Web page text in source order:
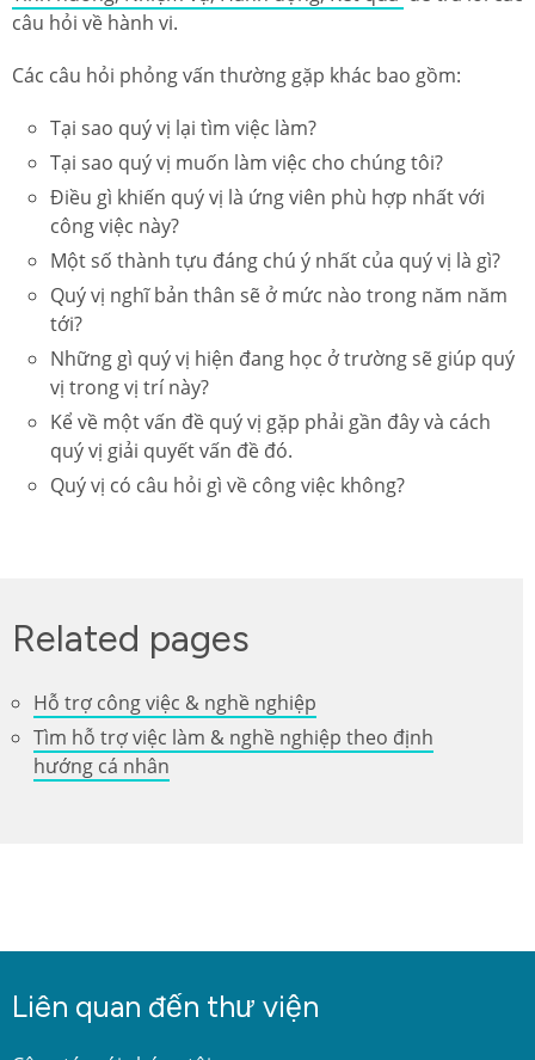
câu hỏi về hành vi.
Các câu hỏi phỏng vấn thường gặp khác bao gồm:
Tại sao quý vị lại tìm việc làm?
Tại sao quý vị muốn làm việc cho chúng tôi?
Điều gì khiến quý vị là ứng viên phù hợp nhất với
công việc này?
Một số thành tựu đáng chú ý nhất của quý vị là gì?
Quý vị nghĩ bản thân sẽ ở mức nào trong năm năm
tới?
Những gì quý vị hiện đang học ở trường sẽ giúp quý
vị trong vị trí này?
Kể về một vấn đề quý vị gặp phải gần đây và cách
quý vị giải quyết vấn đề đó.
Quý vị có câu hỏi gì về công việc không?
Related pages
Hỗ trợ công việc & nghề nghiệp
Tìm hỗ trợ việc làm & nghề nghiệp theo định
hướng cá nhân
Liên quan đến thư viện